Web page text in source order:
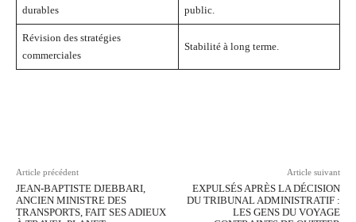
durables
public.
Révision des stratégies
commerciales
Stabilité à long terme.
Article précédent
JEAN-BAPTISTE DJEBBARI,
ANCIEN MINISTRE DES
TRANSPORTS, FAIT SES ADIEUX
Article suivant
EXPULSÉS APRÈS LA DÉCISION
DU TRIBUNAL ADMINISTRATIF :
LES GENS DU VOYAGE